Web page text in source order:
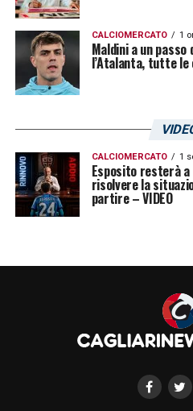
CALCIOMERCATO 1
Maldini a un
l’Atalanta, tutte
CALCIOMERCATO 1
Esposito resterà a
risolvere la
partire – VIDEO